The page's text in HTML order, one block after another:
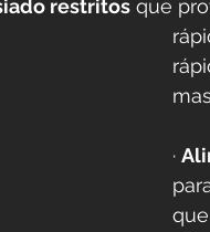
restritos que
·